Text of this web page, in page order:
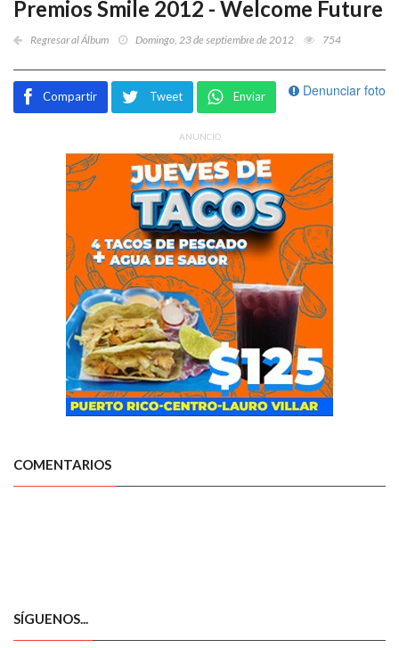
Premios Smile 2012 - Welcome Future
Regresar al Álbum Domingo, 23 de septiembre de 2012 754
Denunciar foto
Compartir Tweet Enviar
ANUNCIO
COMENTARIOS
SÍGUENOS...